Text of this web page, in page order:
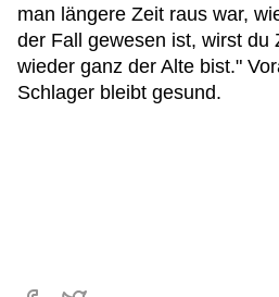
man längere Zeit raus war,
der Fall gewesen ist, wirst du
wieder ganz der Alte bist."
Schlager bleibt gesund.